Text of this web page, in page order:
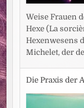
Weise Frauen
Hexe (La
Hexenwesens
Michelet, der
Die Praxis der